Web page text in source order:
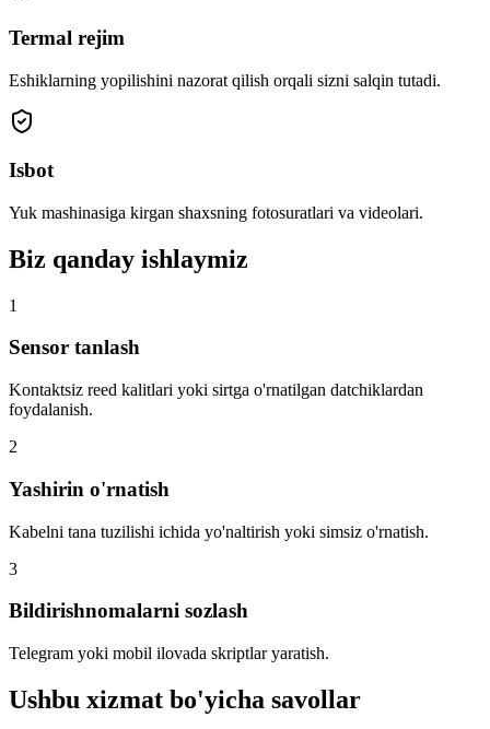
Termal rejim
Eshiklarning yopilishini nazorat qilish orqali sizni salqin tutadi.
Isbot
Yuk mashinasiga kirgan shaxsning fotosuratlari va videolari.
Biz qanday ishlaymiz
1
Sensor tanlash
Kontaktsiz reed kalitlari yoki sirtga o'rnatilgan datchiklardan
foydalanish.
2
Yashirin o'rnatish
Kabelni tana tuzilishi ichida yo'naltirish yoki simsiz o'rnatish.
3
Bildirishnomalarni sozlash
Telegram yoki mobil ilovada skriptlar yaratish.
Ushbu xizmat bo'yicha savollar